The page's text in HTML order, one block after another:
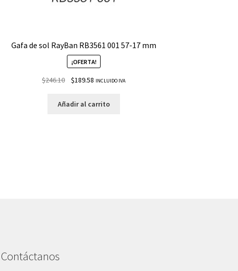
Gafa de sol RayBan RB3561 001 57-17 mm
¡OFERTA!
$246.10 $189.58 INCLUIDO IVA
Añadir al carrito
Contáctanos